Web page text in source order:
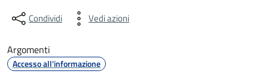
Condividi Vedi azioni
Argomenti
Accesso all'informazione